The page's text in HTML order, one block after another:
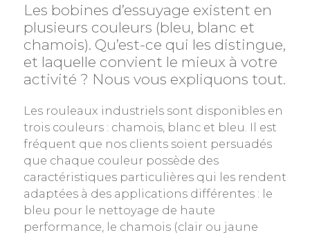
Les bobines d’essuyage existent en
plusieurs couleurs (bleu, blanc et
chamois). Qu’est-ce qui les distingue,
et laquelle convient le mieux à votre
activité ? Nous vous expliquons tout.
Les rouleaux industriels sont disponibles en
trois couleurs : chamois, blanc et bleu. Il est
fréquent que nos clients soient persuadés
que chaque couleur possède des
caractéristiques particulières qui les rendent
adaptées à des applications différentes : le
bleu pour le nettoyage de haute
performance, le chamois (clair ou jaune